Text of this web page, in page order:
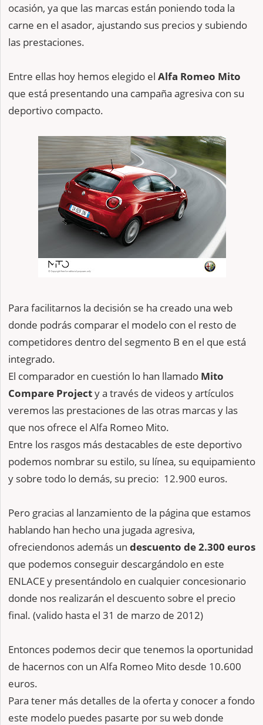
ocasión, ya que las marcas están poniendo toda la
carne en el asador, ajustando sus precios y subiendo
las prestaciones.
Entre ellas hoy hemos elegido elAlfa Romeo Mito
que está presentando una campaña agresiva con su
deportivo compacto.
Para facilitarnos la decisión se ha creado una web
donde podrás comparar el modelo con el resto de
competidores dentro del segmento B en el que está
integrado.
El comparador en cuestión lo han llamado Mito
Compare Projecty a través de videos y artículos
veremos las prestaciones de las otras marcas y las
que nos ofrece el Alfa Romeo Mito.
Entre los rasgos más destacables de este deportivo
podemos nombrar su estilo, su línea, su equipamiento
y sobre todo lo demás, su precio: 12.900 euros.
Pero gracias al lanzamiento de la página que estamos
hablando han hecho una jugada agresiva,
ofreciendonos además undescuento de 2.300 euros
que podemos conseguir descargándolo en este
ENLACE y presentándolo en cualquier concesionario
donde nos realizarán el descuento sobre el precio
final. (valido hasta el 31 de marzo de 2012)
Entonces podemos decir que tenemos la oportunidad
de hacernos con un Alfa Romeo Mito desde 10.600
euros.
Para tener más detalles de la oferta y conocer a fondo
este modelo puedes pasarte por su web donde